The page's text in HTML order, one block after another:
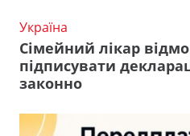
Україна
Сімейний лікар
підписувати
законно